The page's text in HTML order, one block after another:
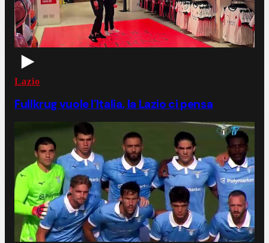
Lazio
Fullkrug vuole l'Italia, la Lazio ci pensa